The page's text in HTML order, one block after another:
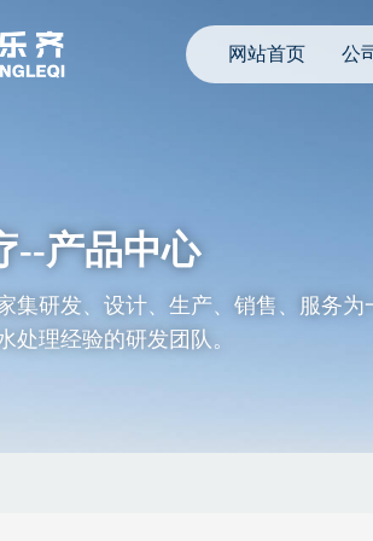
网站首页 公
--产品中心
集研发、设计、生产、销售、服务为
处理经验的研发团队。